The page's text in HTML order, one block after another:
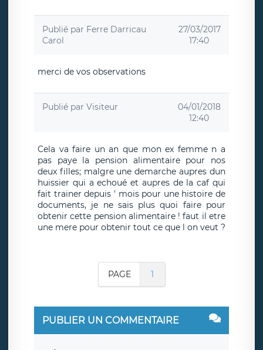
Publié par Ferre Darricau
Carol
27/03/2017
17:40
merci de vos observations
Publié par Visiteur
04/01/2018
12:40
Cela va faire un an que mon ex femme n a
pas paye la pension alimentaire pour nos
deux filles; malgre une demarche aupres dun
huissier qui a echoué et aupres de la caf qui
fait trainer depuis ' mois pour une histoire de
documents, je ne sais plus quoi faire pour
obtenir cette pension alimentaire ! faut il etre
une mere pour obtenir tout ce que l on veut ?
PAGE 1
PUBLIER UN COMMENTAIRE